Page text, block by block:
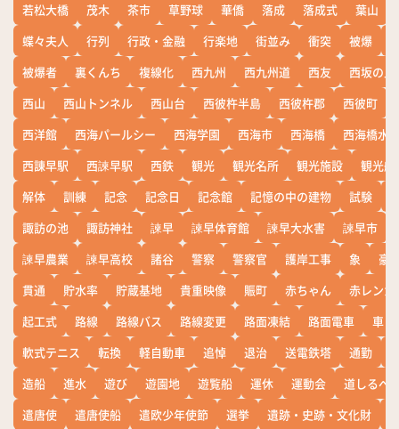
若松大橋
茂木 茶市 草野球 華僑 落成 落成式 葉山
蝶々夫人
行列 行政・金融 行楽地 街並み 衝突 被爆
被爆者
裏くんち 複線化 西九州 西九州道 西友
西坂の丘
西山
西山トンネル 西山台 西彼杵半島 西彼杵郡 西彼町
西洋館
西海パールシー 西海学園 西海市 西海橋
西海橋水
西諌早駅
西諫早駅 西鉄 観光 観光名所 観光施設
観光船
解体
訓練 記念 記念日 記念館 記憶の中の建物 試験
諏訪の池
諏訪神社 諫早 諫早体育館 諫早大水害 諫早市
諫早農業
諫早高校 諸谷 警察 警察官 護岸工事 象
豪
貫通
貯水率 貯蔵基地 貴重映像 賑町 赤ちゃん
赤レンガ
起工式
路線 路線バス 路線変更 路面凍結 路面電車
車
軟式テニス
転換 軽自動車 追悼 退治 送電鉄塔 通勤
造船
進水 遊び 遊園地 遊覧船 運休 運動会
道しるべ
遣唐使
遣唐使船 遣欧少年使節 選挙 遺跡・史跡・文化財